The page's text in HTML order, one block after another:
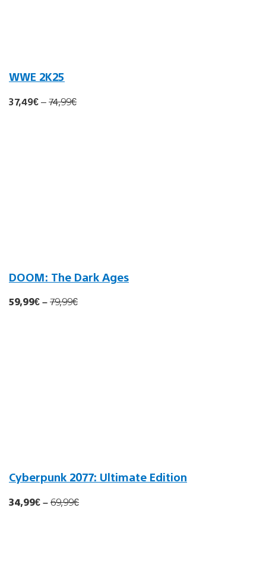
WWE 2K25
37,49€–74,99€
DOOM: The Dark Ages
59,99€–79,99€
Cyberpunk 2077: Ultimate Edition
34,99€–69,99€